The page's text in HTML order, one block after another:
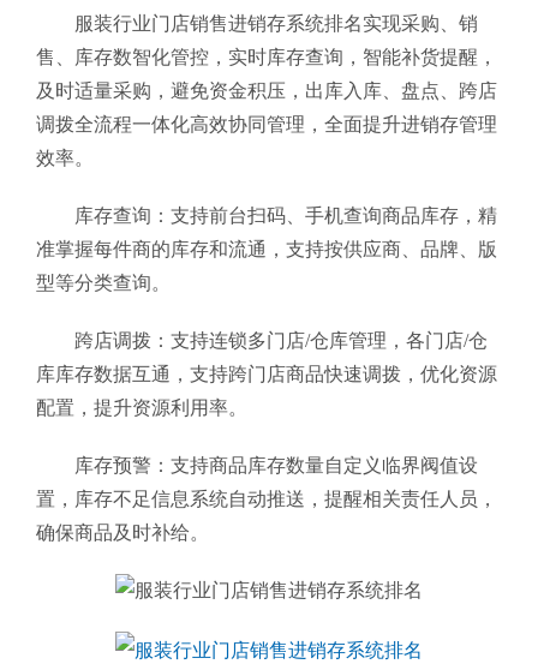
服装行业门店销售进销存系统排名实现采购、销
售、库存数智化管控，实时库存查询，智能补货提醒，
及时适量采购，避免资金积压，出库入库、盘点、跨店
调拨全流程一体化高效协同管理，全面提升进销存管理
效率。
库存查询：支持前台扫码、手机查询商品库存，精
准掌握每件商的库存和流通，支持按供应商、品牌、版
型等分类查询。
跨店调拨：支持连锁多门店/仓库管理，各门店/仓
库库存数据互通，支持跨门店商品快速调拨，优化资源
配置，提升资源利用率。
库存预警：支持商品库存数量自定义临界阀值设
置，库存不足信息系统自动推送，提醒相关责任人员，
确保商品及时补给。